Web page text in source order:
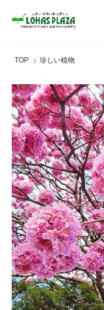
TOP 珍しい植物